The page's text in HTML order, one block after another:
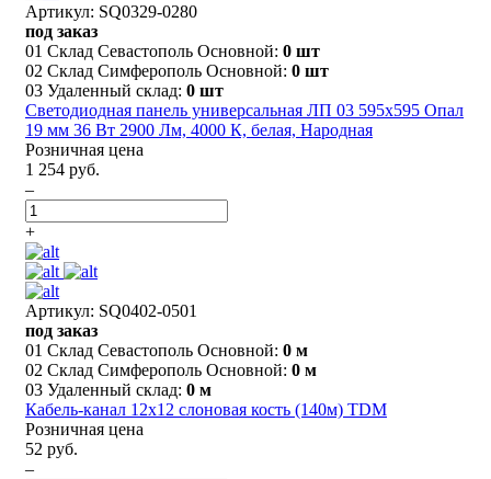
Артикул: SQ0329-0280
под заказ
01 Склад Севастополь Основной: 0 шт
02 Склад Симферополь Основной: 0 шт
03 Удаленный склад: 0 шт
Светодиодная панель универсальная ЛП 03 595х595 Опал
19 мм 36 Вт 2900 Лм, 4000 К, белая, Народная
Розничная цена
1 254 руб.
–
+
Артикул: SQ0402-0501
под заказ
01 Склад Севастополь Основной: 0 м
02 Склад Симферополь Основной: 0 м
03 Удаленный склад: 0 м
Кабель-канал 12х12 слоновая кость (140м) TDM
Розничная цена
52 руб.
–